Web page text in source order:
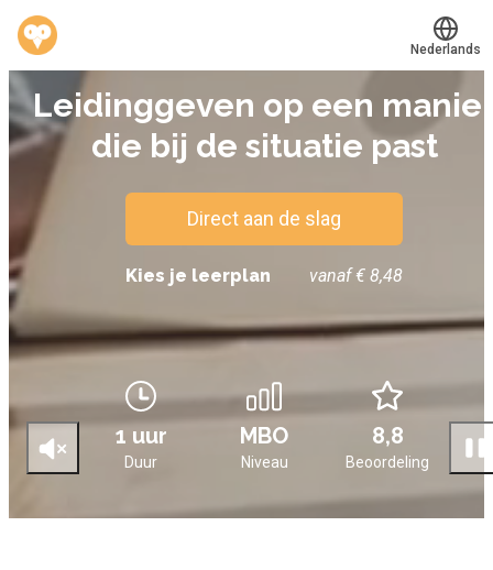
Werkvinders®
Bedrijven
Mijn leerplek
Voucher verzilveren
Meer
Translate
Nederlands
Leidinggeven op een
die bij de situatie past
Direct aan de slag
Kies je leerplan vanaf € 8,48
1 uur MBO 8,8
Duur Niveau Beoordeling